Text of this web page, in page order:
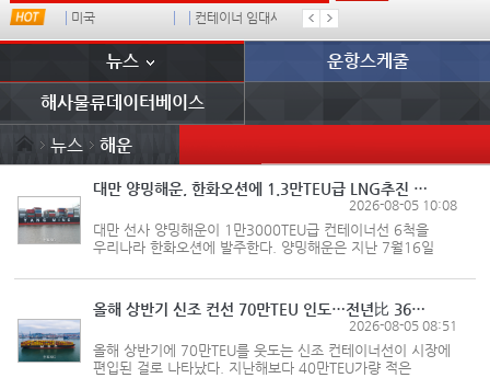
미국 컨테이너 임대사 더블
뉴스 운항스케줄
해사물류데이터베이스
뉴스 해운
대만 양밍해운, 한화오션에 1.3만TEU급 LNG추진 컨선 6척 발주
2026-08-05 10:08
대만 선사 양밍해운이 1만3000TEU급 컨테이너선 6척을
우리나라 한화오션에 발주한다. 양밍해운은 지난 7월16일
연료 추진 컨테이너선 6척을 발주하는 안건을 승인했다고
밝혔다. 신조 가격은 총 11억10...
올해 상반기 신조 컨선 70만TEU 인도…전년比 36% 감소
2026-08-05 08:51
올해 상반기에 70만TEU를 웃도는 신조 컨테이너선이 시장에
편입된 걸로 나타났다. 지난해보다 40만TEU가량 적은